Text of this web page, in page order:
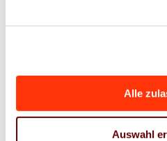
Alle
Auswahl
15.
infoKompakt
„Digital First“
– Print